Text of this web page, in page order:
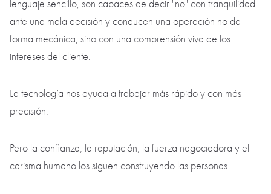
las personas, de interpretar la posición negociadora y de
asumir la responsabilidad real.
con carisma profesional, madurez y fuerza personal.
el cliente de igual a igual, explican lo complejo con un
lenguaje sencillo, son capaces de decir "no" con tranquilidad